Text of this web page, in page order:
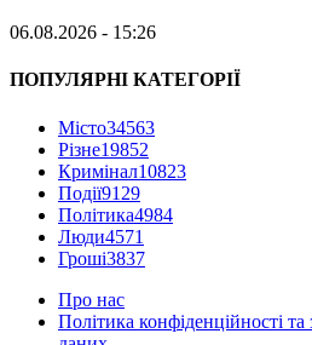
06.08.2026 - 15:26
ПОПУЛЯРНІ КАТЕГОРІЇ
Місто34563
Різне19852
Кримінал10823
Події9129
Політика4984
Люди4571
Гроші3837
Про нас
Політика конфіденційності